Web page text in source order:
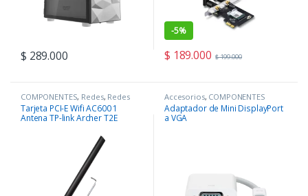
$ 289.000
-5%
$ 189.000 $199.000
COMPONENTES, Redes, Redes
Tarjeta PCI-E Wifi AC600 1
Antena TP-link Archer T2E
Accesorios, COMPONENTES
Adaptador de Mini DisplayPort
a VGA